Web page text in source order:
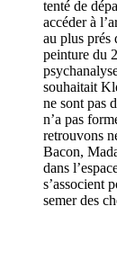
tenté de
accéder à
au plus prés
peinture du
souhaitait
ne sont pas
n’a pas
retrouvons
Bacon,
dans
s’associent
semer des